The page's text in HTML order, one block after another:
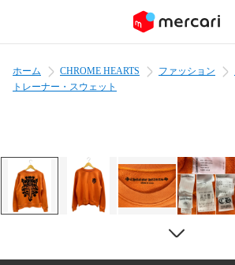
ホーム CHROME HEARTS ファッション
トレーナー・スウェット